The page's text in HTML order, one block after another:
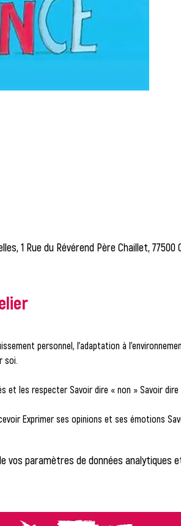
1 Rue du Révérend Père Chaillet, 77500
personnel, l’adaptation à
soi.
les respecter Savoir dire « non » Savoir
Exprimer ses opinions et ses émotions
vos paramètres de données analytiques